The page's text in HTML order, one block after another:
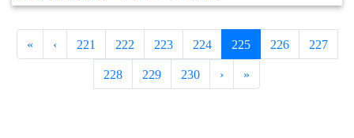
« ‹ 221 222 223 224 225(current)
226 227
228 229 230 › »